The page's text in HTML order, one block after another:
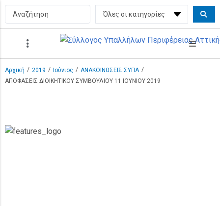
Αρχική / 2019 / Ιούνιος / ΑΝΑΚΟΙΝΩΣΕΙΣ ΣΥΠΑ /
ΑΠΟΦΑΣΕΙΣ ΔΙΟΙΚΗΤΙΚΟΥ ΣΥΜΒΟΥΛΙΟΥ 11 ΙΟΥΝΙΟΥ 2019